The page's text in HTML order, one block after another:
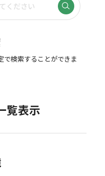
で検索することができま
覧表示